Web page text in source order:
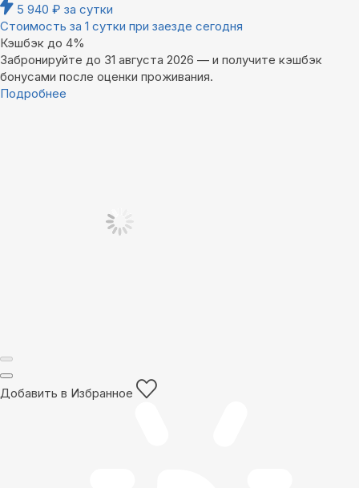
5 940 ₽ за сутки
Стоимость за 1 сутки при заезде сегодня
Кэшбэк до 4%
Забронируйте до 31 августа 2026 — и получите кэшбэк
бонусами после оценки проживания.
Подробнее
Добавить в Избранное